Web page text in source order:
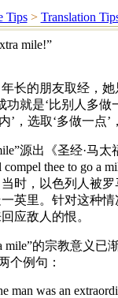
Tips> Translation
mile!”
长的朋友取经，她
功就是‘比别人多
’，选取‘多做一点
源出《圣经·马
compel thee to go a
时，以色列人被
英里。针对这种
应敌人的恨。
mile”的宗教意义
个例句：
man was an